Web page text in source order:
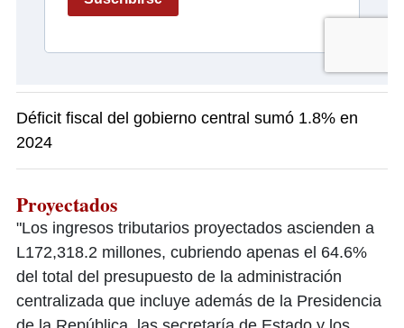
Déficit fiscal del gobierno central sumó 1.8% en
2024
Proyectados
"Los ingresos tributarios proyectados ascienden a
L172,318.2 millones, cubriendo apenas el 64.6%
del total del presupuesto de la administración
centralizada que incluye además de la Presidencia